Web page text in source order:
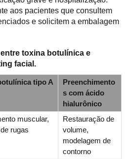
aos pacientes que consultem
e solicitem a embalagem
toxina botulínica e
facial.
tipo A
Preenchimento
s com ácido
hialurônico
muscular,
rugas
Restauração de
volume,
modelagem de
contorno